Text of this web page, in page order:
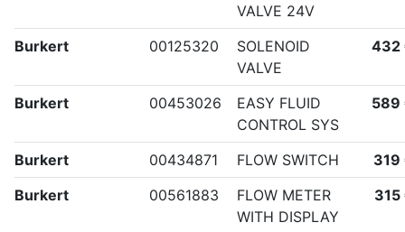
VALVE 24V
Burkert 00125320
SOLENOID
VALVE
432
Burkert 00453026
EASY FLUID
CONTROL SYS
589
Burkert 00434871 FLOW SWITCH
319
Burkert
00561883
FLOW METER
WITH DISPLAY
315